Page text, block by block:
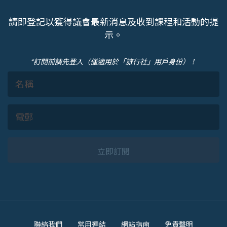
請即登記以獲得議會最新消息及收到課程和活動的提
示。
*訂閱前請先登入（僅適用於「旅行社」用戶身份）！
立即訂閱
聯絡我們 常用連結 網站指南 免責聲明